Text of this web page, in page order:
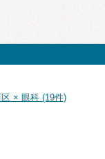
× 眼科 (19件)